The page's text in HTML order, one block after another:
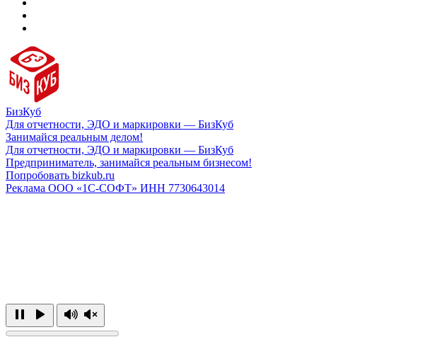
БизКуб
Для отчетности, ЭДО и маркировки — БизКуб
Занимайся реальным делом!
Для отчетности, ЭДО и маркировки — БизКуб
Предприниматель, занимайся реальным бизнесом!
Попробовать bizkub.ru
Реклама ООО «1С-СОФТ» ИНН 7730643014